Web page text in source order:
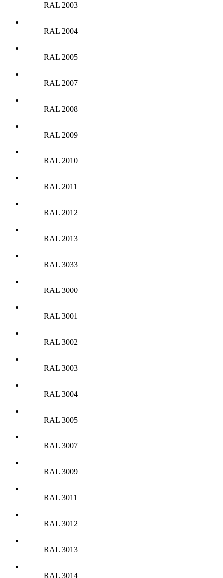
RAL 2003
RAL 2004
RAL 2005
RAL 2007
RAL 2008
RAL 2009
RAL 2010
RAL 2011
RAL 2012
RAL 2013
RAL 3033
RAL 3000
RAL 3001
RAL 3002
RAL 3003
RAL 3004
RAL 3005
RAL 3007
RAL 3009
RAL 3011
RAL 3012
RAL 3013
RAL 3014